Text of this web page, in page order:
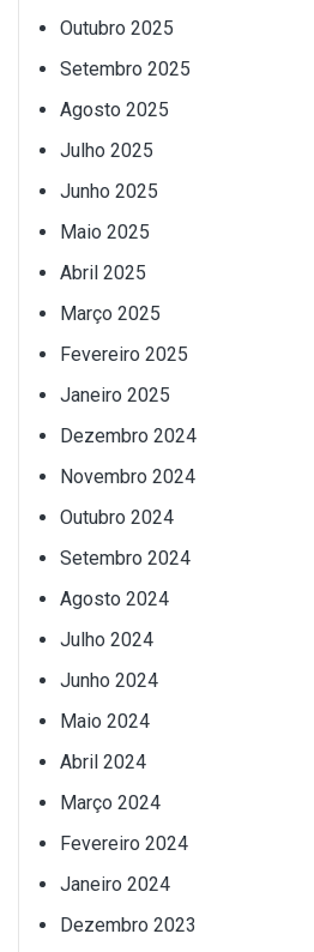
Outubro 2025
Setembro 2025
Agosto 2025
Julho 2025
Junho 2025
Maio 2025
Abril 2025
Março 2025
Fevereiro 2025
Janeiro 2025
Dezembro 2024
Novembro 2024
Outubro 2024
Setembro 2024
Agosto 2024
Julho 2024
Junho 2024
Maio 2024
Abril 2024
Março 2024
Fevereiro 2024
Janeiro 2024
Dezembro 2023